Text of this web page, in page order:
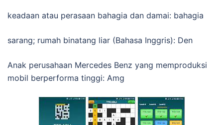
keadaan atau perasaan bahagia dan damai: bahagia
sarang; rumah binatang liar (Bahasa Inggris): Den
Anak perusahaan Mercedes Benz yang memproduksi
mobil berperforma tinggi: Amg